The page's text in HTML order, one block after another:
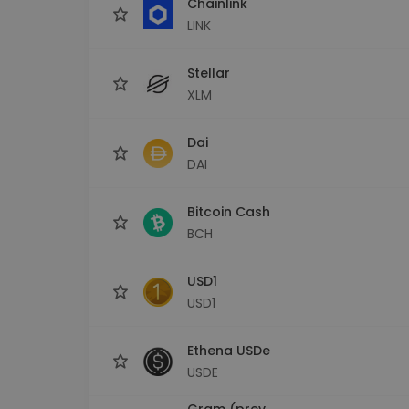
LINK
Stellar
XLM
Dai
DAI
Bitcoin Cash
BCH
USD1
USD1
Ethena USDe
USDE